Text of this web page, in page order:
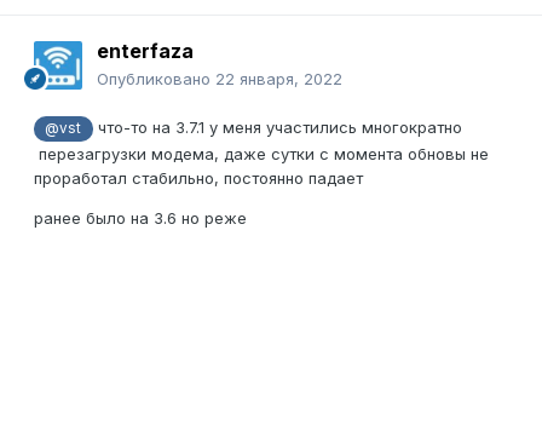
enterfaza
Опубликовано 22 января, 2022
@vst
что-то на 3.7.1 у меня участились многократно
перезагрузки модема, даже сутки с момента обновы не
проработал стабильно, постоянно падает
ранее было на 3.6 но реже